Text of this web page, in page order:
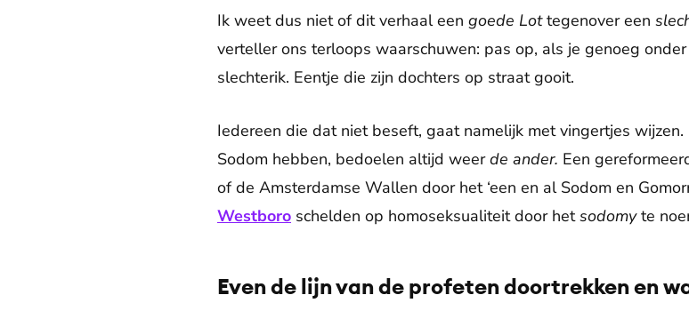
Ik weet dus niet of dit verhaal een goede Lottegenover een
verteller ons terloops waarschuwen: pas op, als je genoeg
slechterik. Eentje die zijn dochters op straat gooit.
Iedereen die dat niet beseft, gaat namelijk met vingertjes
Sodom hebben, bedoelen altijd weerde ander. Een
of de Amsterdamse Wallen door het ‘een en al Sodom en
Westboro schelden op homoseksualiteit door hetsodomyte
Even de lijn van de profeten doortrekken en